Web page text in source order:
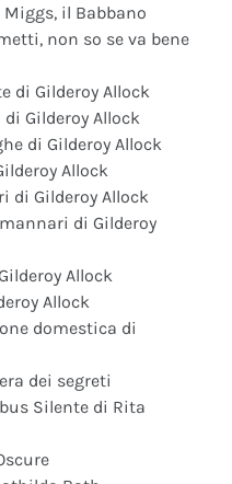
il Babbano
non so se va bene
di Gilderoy Allock
Gilderoy Allock
di Gilderoy Allock
Allock
di Gilderoy Allock
di Gilderoy
Allock
Allock
domestica di
dei segreti
Silente di Rita